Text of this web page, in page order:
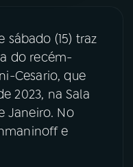
sábado (15) traz
do recém-
Cesario, que
2023, na Sala
Janeiro. No
e